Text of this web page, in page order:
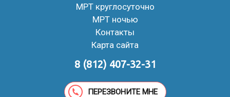
МРТ круглосуточно
МРТ ночью
Контакты
Карта сайта
8 (812) 407-32-31
ПЕРЕЗВОНИТЕ МНЕ